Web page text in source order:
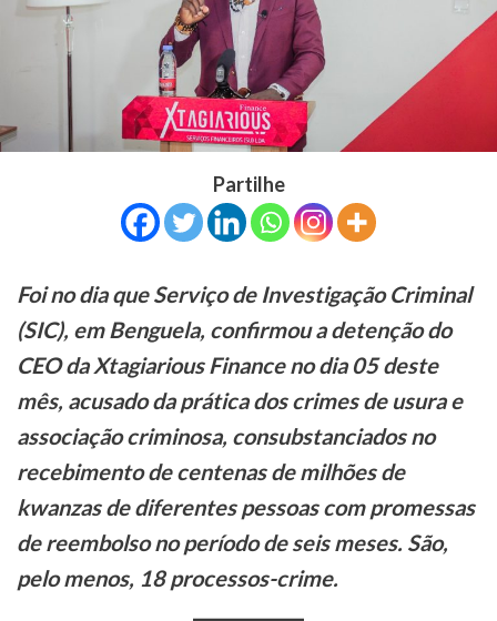
Partilhe
Foi no dia queServiço de Investigação Criminal
(SIC), em Benguela, confirmou a detenção do
CEO da Xtagiarious Finance no dia 05 deste
mês, acusado da prática dos crimes de usura e
associação criminosa, consubstanciados no
recebimento de centenas de milhões de
kwanzas de diferentes pessoas com promessas
de reembolso no período de seis meses. São,
pelo menos, 18 processos-crime.